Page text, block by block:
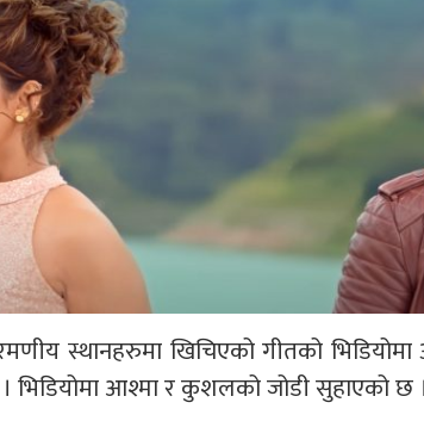
स्थानहरुमा खिचिएको गीतको भिडियोमा
भिडियोमा आश्मा र कुशलको जोडी सुहाएको छ ।